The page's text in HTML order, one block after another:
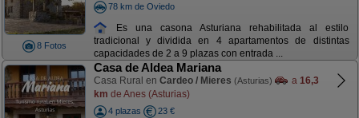
8 Fotos
78 km de Oviedo
Es una casona Asturiana rehabilitada al estilo
tradicional y dividida en 4 apartamentos de distintas
capacidades de 2 a 9 plazas con entrada ...
Casa de Aldea Mariana
Casa Rural en Cardeo / Mieres (Asturias) a 16,3
km de Anes (Asturias)
4 plazas
23 €